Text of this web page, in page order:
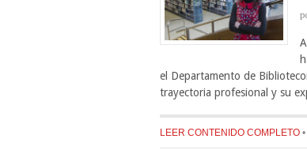
el Departamento de
trayectoria profesional y su
LEER CONTENIDO COMPLETO •